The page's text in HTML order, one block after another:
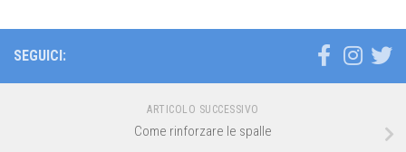
SEGUICI:
ARTICOLO SUCCESSIVO
Come rinforzare le spalle